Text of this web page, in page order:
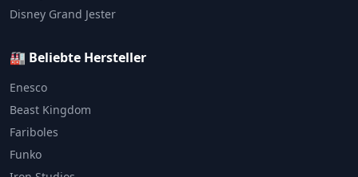
Disney Grand Jester
🏭 Beliebte Hersteller
Enesco
Beast Kingdom
Fariboles
Funko